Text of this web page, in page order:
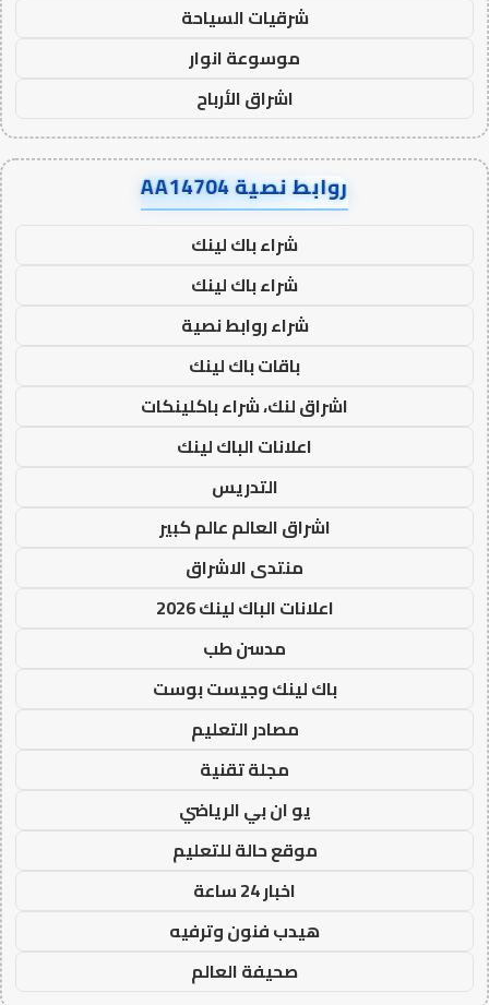
شرقيات السياحة
موسوعة انوار
اشراق الأرباح
روابط نصية AA14704
شراء باك لينك
شراء باك لينك
شراء روابط نصية
باقات باك لينك
اشراق لنك، شراء باكلينكات
اعلانات الباك لينك
التدريس
اشراق العالم عالم كبير
منتدى الاشراق
اعلانات الباك لينك 2026
مدسن طب
باك لينك وجيست بوست
مصادر التعليم
مجلة تقنية
يو ان بي الرياضي
موقع حالة للتعليم
اخبار 24 ساعة
هيدب فنون وترفيه
صحيفة العالم